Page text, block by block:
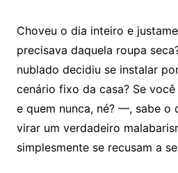
Choveu o dia inteiro e
precisava daquela roupa
nublado decidiu se instalar
cenário fixo da casa? Se
e quem nunca, né? —, sabe o
virar um verdadeiro
simplesmente se recusam a